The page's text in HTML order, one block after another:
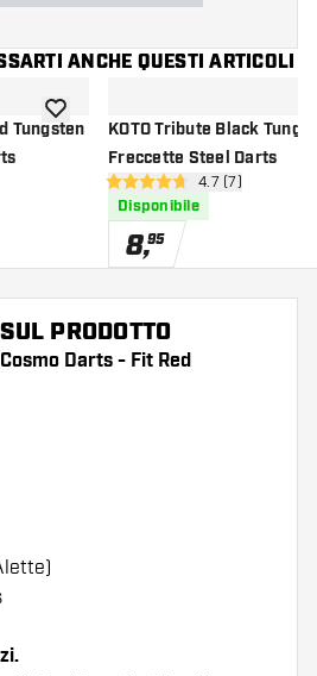
ANCHE QUESTI ARTICOLI
Tungsten
aggiungi alla lista dei desideri
KOTO Tribute Black
Freccette Steel Darts
apri pannello
4.7 stelle di valutazione
4.7 (7)
Disponibile
8,95
PRODOTTO
Darts - Fit Red